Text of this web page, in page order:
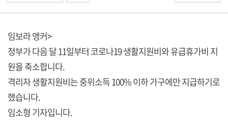
임보라 앵커>
정부가 다음 달 11일부터 코로나19 생활지원비와 유급휴가비 지
원을 축소합니다.
격리자 생활지원비는 중위소득 100% 이하 가구에만 지급하기로
했습니다.
임소형 기자입니다.